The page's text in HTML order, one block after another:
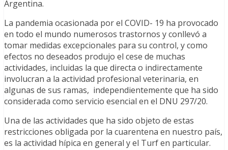
Argentina.
La pandemia ocasionada por el COVID- 19 ha provocado
en todo el mundo numerosos trastornos y conllevó a
tomar medidas excepcionales para su control, y como
efectos no deseados produjo el cese de muchas
actividades, incluidas la que directa o indirectamente
involucran a la actividad profesional veterinaria, en
algunas de sus ramas, independientemente que ha sido
considerada como servicio esencial en el DNU 297/20.
Una de las actividades que ha sido objeto de estas
restricciones obligada por la cuarentena en nuestro país,
es la actividad hípica en general y el Turf en particular.